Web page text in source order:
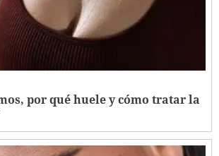
por qué huele y cómo tratar la